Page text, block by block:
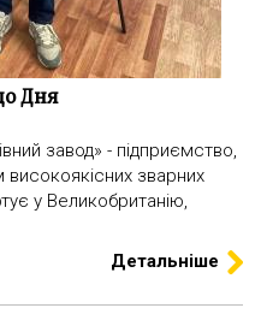
Дня
завод» - підприємство,
зварних
у Великобританію,
Детальніше